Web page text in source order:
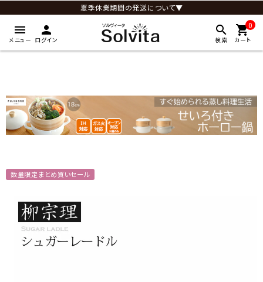
夏季休業期間の発送について▼
menu
メニュー
person
ログイン
search
検索
0
shopping_cart
カート
数量限定まとめ買いセール